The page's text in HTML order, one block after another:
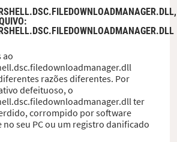
:
ao
razões diferentes. Por
defeituoso, o
ter
corrompido por software
seu PC ou um registro danificado